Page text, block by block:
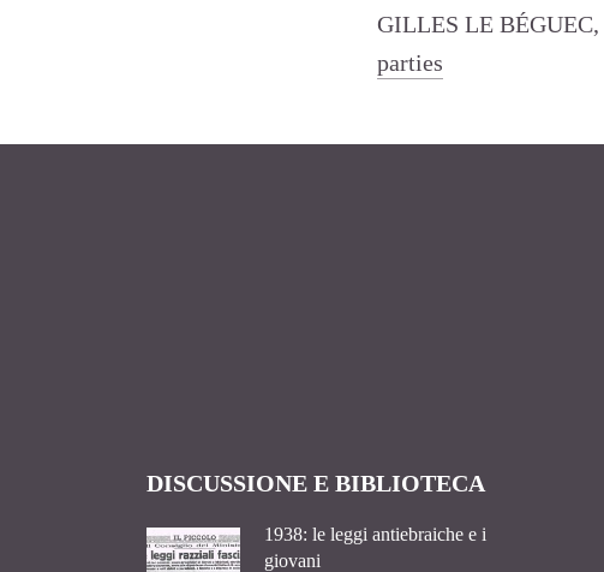
GILLES LE BÉGUEC,
parties
DISCUSSIONE E BIBLIOTECA
1938: le leggi antiebraiche e i
giovani